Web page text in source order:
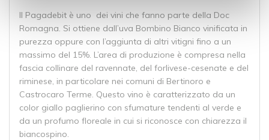
Il Pagadebit è uno dei vini che fanno parte della Doc
Romagna. Si ottiene dall’uva Bombino Bianco vinificata in
purezza oppure con l’aggiunta di altri vitigni fino a un
massimo del 15%. L’area di produzione è compresa nella
fascia collinare del ravennate, del forlivese-cesenate e del
riminese, in particolare nei comuni di Bertinoro e
Castrocaro Terme. Questo vino è caratterizzato da un
color giallo paglierino con sfumature tendenti al verde e
da un profumo floreale in cui si riconosce con chiarezza il
biancospino.